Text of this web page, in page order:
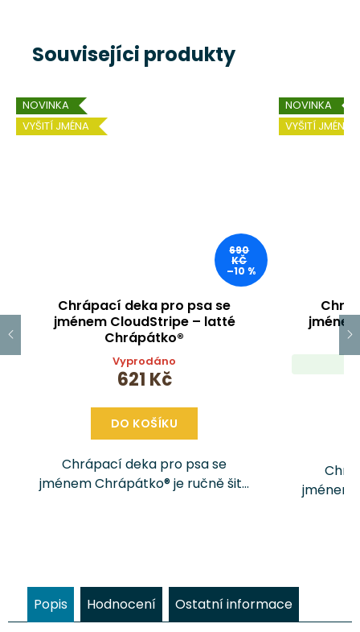
Souvisejíci produkty
NOVINKA
VYŠITÍ JMÉNA
690
KČ
–10 %
Chrápací deka pro psa se
jménem CloudStripe – latté
Chrápátko®
Vyprodáno
621 Kč
DO KOŠÍKU
Chrápací deka pro psa se
jménem Chrápátko® je ručně šitý
NOVINKA
VYŠITÍ JMÉNA
jménem
Popis
Hodnocení Ostatní informace